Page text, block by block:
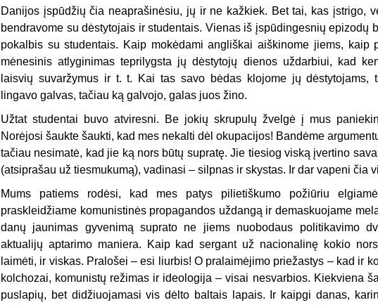
Danijos įspūdžių čia neaprašinėsiu, jų ir ne kažkiek. Bet tai, kas įstrigo,
bendravome su dėstytojais ir studentais. Vienas iš įspūdingesnių epizodų
pokalbis su studentais. Kaip mokėdami angliškai aiškinome jiems, kaip
mėnesinis atlyginimas teprilygsta jų dėstytojų dienos uždarbiui, kad
laisvių suvaržymus ir t. t. Kai tas savo bėdas klojome jų dėstytojams,
lingavo galvas, tačiau ką galvojo, galas juos žino.
Užtat studentai buvo atviresni. Be jokių skrupulų žvelgė į mus
Norėjosi šaukte šaukti, kad mes nekalti dėl okupacijos! Bandėme
tačiau nesimatė, kad jie ką nors būtų supratę. Jie tiesiog viską įvertino
(atsiprašau už tiesmukumą), vadinasi – silpnas ir skystas. Ir dar vapeni čia
Mums patiems rodėsi, kad mes patys pilietiškumo požiūriu
praskleidžiame komunistinės propagandos uždangą ir demaskuojame
danų jaunimas gyvenimą suprato ne jiems nuobodaus politikavimo
aktualijų aptarimo maniera. Kaip kad sergant už nacionalinę kokio
laimėti, ir viskas. Pralošei – esi liurbis! O pralaimėjimo priežastys – kad ir
kolchozai, komunistų režimas ir ideologija – visai nesvarbios. Kiekviena
puslapių, bet didžiuojamasi vis dėlto baltais lapais. Ir kaipgi danas,